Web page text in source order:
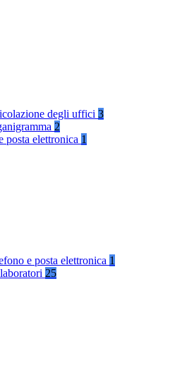
degli uffici 3
2
posta elettronica 1
e posta elettronica 1
25